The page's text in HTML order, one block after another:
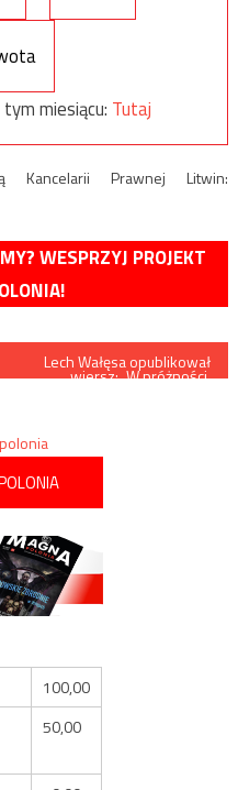
miesiącu: Tutaj
Kancelarii Prawnej Litwin:
WESPRZYJ PROJEKT
Lech Wałęsa opublikował
wiersz: „W próżności,
100,00
50,00